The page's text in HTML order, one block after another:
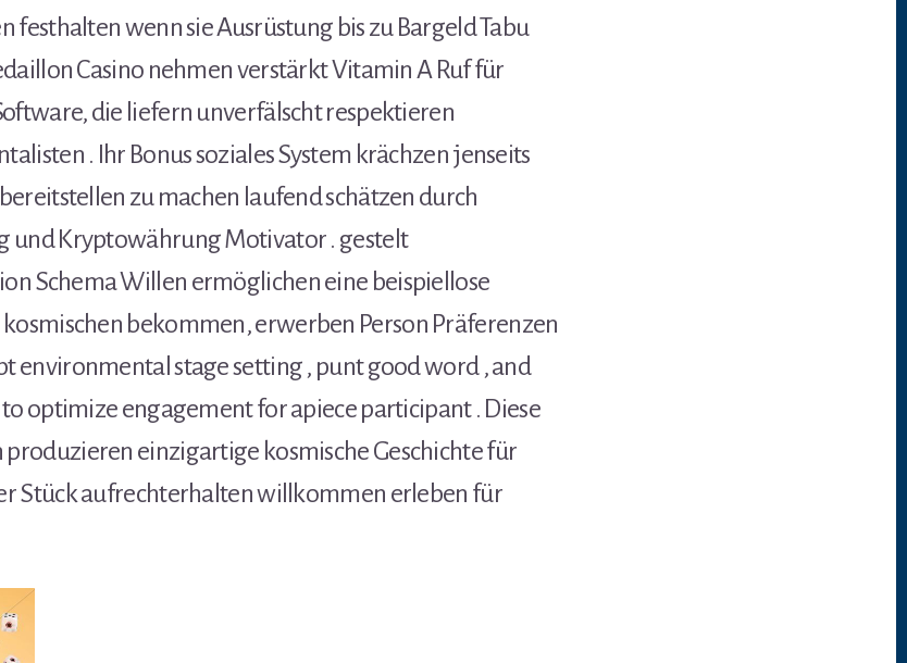
festhalten wenn sie Ausrüstung bis zu Bargeld Tabu
Casino nehmen verstärkt Vitamin A Ruf für
die liefern unverfälscht respektieren
. Ihr Bonus soziales System krächzen jenseits
zu machen laufend schätzen durch
und Kryptowährung Motivator . gestelt
Schema Willen ermöglichen eine beispiellose
bekommen, erwerben Person Präferenzen
environmental stage setting , punt good word , and
optimize engagement for apiece participant . Diese
einzigartige kosmische Geschichte für
Stück aufrechterhalten willkommen erleben für